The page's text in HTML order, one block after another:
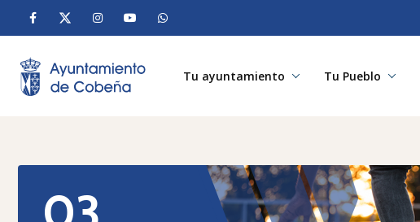
Tu ayuntamiento Tu Pueblo